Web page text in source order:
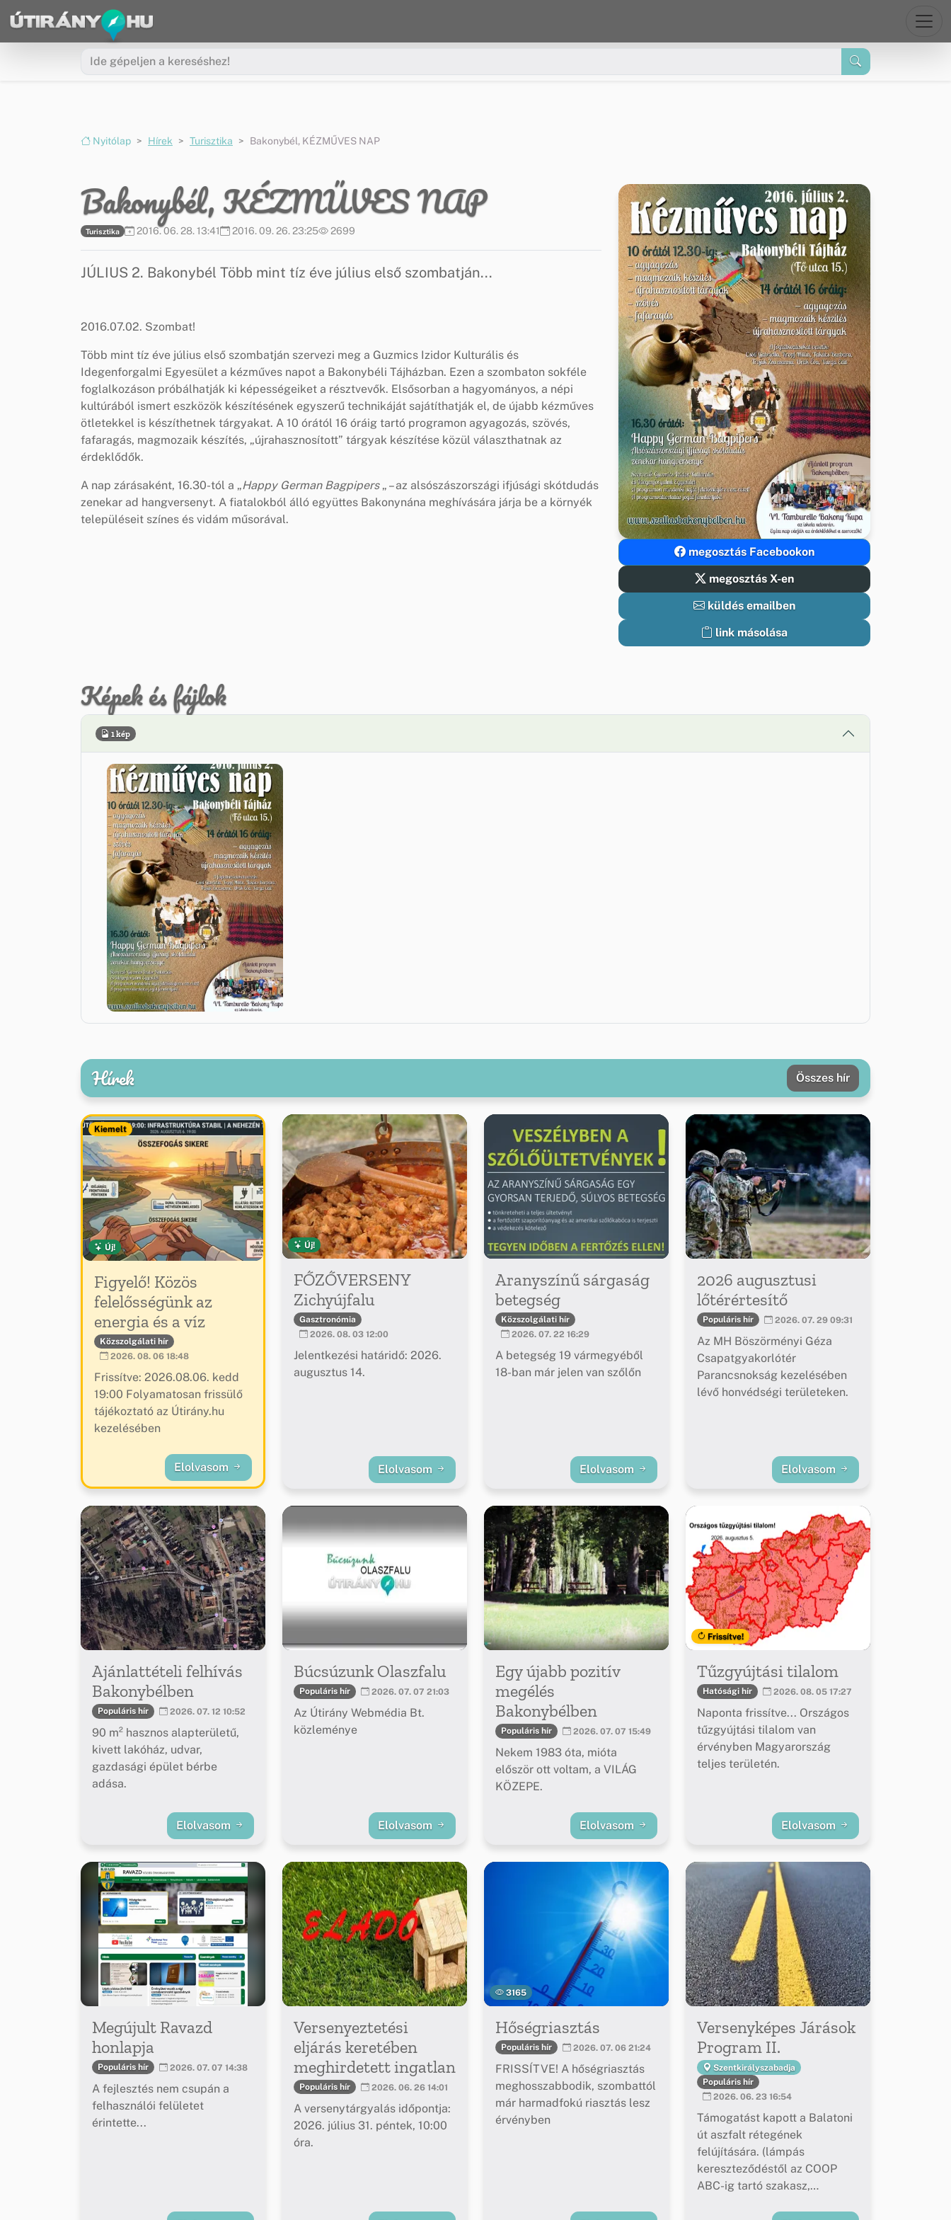
Ugrás a menüre
Ugrás a tartalomra
Nyitólap Hírek Turisztika Bakonybél, KÉZMŰVES NAP
Bakonybél, KÉZMŰVES NAP
Turisztika 2016. 06. 28. 13:41 2016. 09. 26. 23:25 2699
JÚLIUS 2. Bakonybél Több mint tíz éve július első szombatján...
2016.07.02. Szombat!
Több mint tíz éve július első szombatján szervezi meg a Guzmics Izidor Kulturális és
Idegenforgalmi Egyesület a kézműves napot a Bakonybéli Tájházban. Ezen a szombaton sokféle
foglalkozáson próbálhatják ki képességeiket a résztvevők. Elsősorban a hagyományos, a népi
kultúrából ismert eszközök készítésének egyszerű technikáját sajátíthatják el, de újabb kézműves
ötletekkel is készíthetnek tárgyakat. A 10 órától 16 óráig tartó programon agyagozás, szövés,
fafaragás, magmozaik készítés, „újrahasznosított” tárgyak készítése közül választhatnak az
érdeklődők.
A nap zárásaként, 16.30-tól a „Happy German Bagpipers„ – az alsószászországi ifjúsági skótdudás
zenekar ad hangversenyt. A fiatalokból álló együttes Bakonynána meghívására járja be a környék
településeit színes és vidám műsorával.
megosztás Facebookon
megosztás X-en
küldés emailben
link másolása
Képek és fájlok
1 kép
Hírek Összes hír
Kiemelt
Új!
Figyelő! Közös
felelősségünk az
energia és a víz
Közszolgálati hír
2026. 08. 06 18:48
Frissítve: 2026.08.06. kedd
19:00 Folyamatosan frissülő
tájékoztató az Útirány.hu
kezelésében
Elolvasom
Új!
FŐZŐVERSENY
Zichyújfalu
Gasztronómia
2026. 08. 03 12:00
Jelentkezési határidő: 2026.
augusztus 14.
Elolvasom
Aranyszínű sárgaság
betegség
Közszolgálati hír
2026. 07. 22 16:29
A betegség 19 vármegyéből
18-ban már jelen van szőlőn
Elolvasom
2026 augusztusi
lőtérértesítő
Populáris hír 2026. 07. 29 09:31
Az MH Böszörményi Géza
Csapatgyakorlótér
Parancsnokság kezelésében
lévő honvédségi területeken.
Elolvasom
Ajánlattételi felhívás
Bakonybélben
Populáris hír 2026. 07. 12 10:52
90 m² hasznos alapterületű,
kivett lakóház, udvar,
gazdasági épület bérbe
adása.
Elolvasom
Búcsúzunk Olaszfalu
Populáris hír 2026. 07. 07 21:03
Az Útirány Webmédia Bt.
közleménye
Elolvasom
Egy újabb pozitív
megélés
Bakonybélben
Populáris hír 2026. 07. 07 15:49
Nekem 1983 óta, mióta
először ott voltam, a VILÁG
KÖZEPE.
Elolvasom
Frissítve!
Tűzgyújtási tilalom
Hatósági hír 2026. 08. 05 17:27
Naponta frissítve... Országos
tűzgyújtási tilalom van
érvényben Magyarország
teljes területén.
Elolvasom
Megújult Ravazd
honlapja
Populáris hír 2026. 07. 07 14:38
A fejlesztés nem csupán a
felhasználói felületet
érintette...
Versenyeztetési
eljárás keretében
meghirdetett ingatlan
Populáris hír 2026. 06. 26 14:01
A versenytárgyalás időpontja:
2026. július 31. péntek, 10:00
óra.
3165
Hőségriasztás
Populáris hír 2026. 07. 06 21:24
FRISSÍTVE! A hőségriasztás
meghosszabbodik, szombattól
már harmadfokú riasztás lesz
érvényben
Versenyképes Járások
Program II.
Szentkirályszabadja
Populáris hír
2026. 06. 23 16:54
Támogatást kapott a Balatoni
út aszfalt rétegének
felújítására. (lámpás
kereszteződéstől az COOP
ABC-ig tartó szakasz,